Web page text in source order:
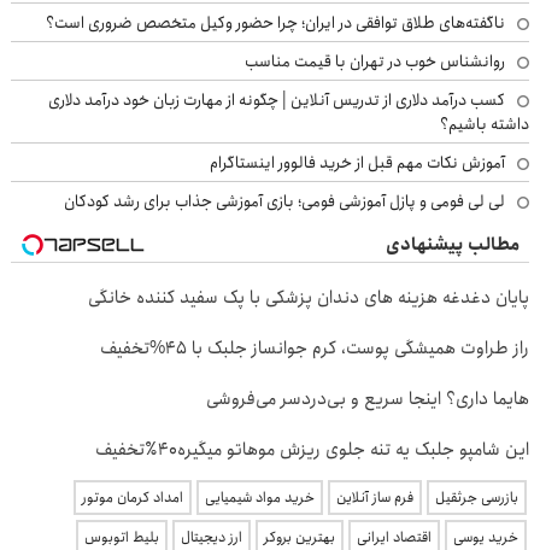
ناگفته‌های طلاق توافقی در ایران؛ چرا حضور وکیل متخصص ضروری است؟
روانشناس خوب در تهران با قیمت مناسب
کسب درآمد دلاری از تدریس آنلاین | چگونه از مهارت زبان خود درآمد دلاری
داشته باشیم؟
آموزش نکات مهم قبل از خرید فالوور اینستاگرام
لی لی فومی و پازل آموزشی فومی؛ بازی آموزشی جذاب برای رشد کودکان
مطالب پیشنهادی
پایان دغدغه هزینه های دندان پزشکی با پک سفید کننده خانگی
راز طراوت همیشگی پوست، کرم جوانساز جلبک با 45%تخفیف
هایما داری؟ اینجا سریع و بی‌دردسر می‌فروشی
این شامپو جلبک یه تنه جلوی ریزش موهاتو میگیره۴۰٪تخفیف
بازرسی جرثقیل فرم ساز آنلاین خرید مواد شیمیایی
امداد کرمان موتور
خرید یوسی
اقتصاد ایرانی بهترین بروکر ارز دیجیتال بلیط اتوبوس